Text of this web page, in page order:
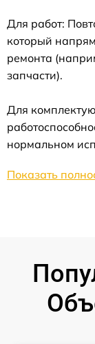
Для работ:
который
ремонта
запчасти).
Для
нормальном
Показать